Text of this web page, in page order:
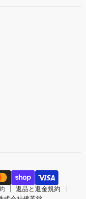
返品と返金規約